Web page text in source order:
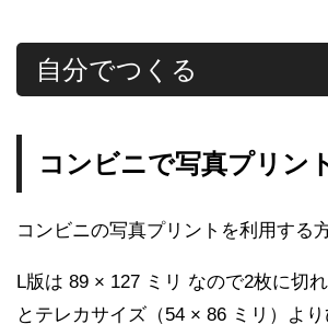
自分でつくる
コンビニで写真プリン
コンビニの写真プリントを利用する
L版は 89 × 127 ミリ なので2枚に切
とテレカサイズ（54 × 86 ミリ）よ